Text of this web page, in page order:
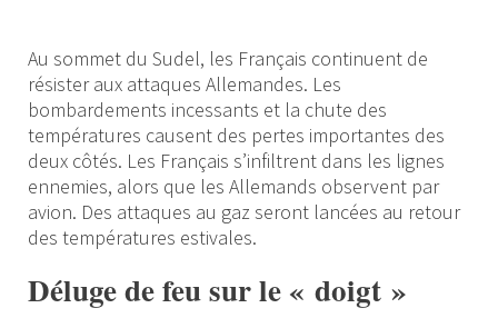
Au sommet du Sudel, les Français continuent de
résister aux attaques Allemandes. Les
bombardements incessants et la chute des
températures causent des pertes importantes des
deux côtés. Les Français s’infiltrent dans les lignes
ennemies, alors que les Allemands observent par
avion. Des attaques au gaz seront lancées au retour
des températures estivales.
Déluge de feu sur le « doigt »